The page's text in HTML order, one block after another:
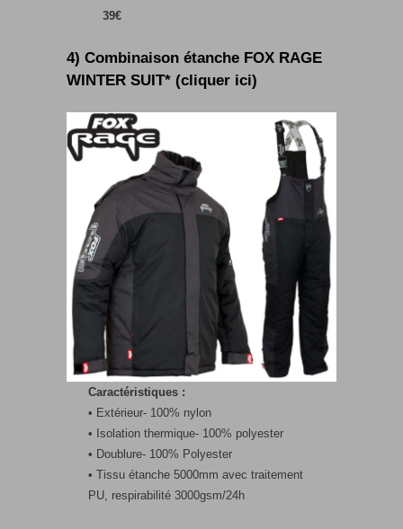
39€
4) Combinaison étanche FOX RAGE
WINTER SUIT* (cliquer ici)
Caractéristiques :
• Extérieur- 100% nylon
• Isolation thermique- 100% polyester
• Doublure- 100% Polyester
• Tissu étanche 5000mm avec traitement
PU, respirabilité 3000gsm/24h